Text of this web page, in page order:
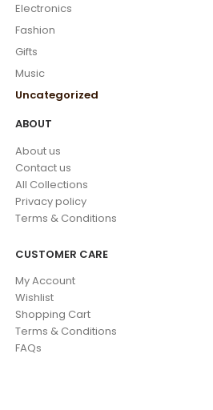
Electronics
Fashion
Gifts
Music
Uncategorized
ABOUT
About us
Contact us
All Collections
Privacy policy
Terms & Conditions
CUSTOMER CARE
My Account
Wishlist
Shopping Cart
Terms & Conditions
FAQs